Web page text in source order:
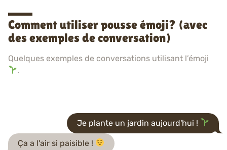
Comment utiliser pousse émoji? (avec
des exemples de conversation)
Quelques exemples de conversations utilisant l’émoji
.
Je plante un jardin aujourd'hui !
Ça a l'air si paisible !